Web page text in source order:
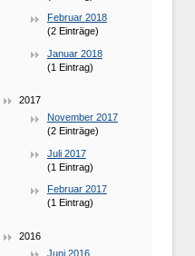
Februar 2018
(2 Einträge)
Januar 2018
(1 Eintrag)
2017
November 2017
(2 Einträge)
Juli 2017
(1 Eintrag)
Februar 2017
(1 Eintrag)
2016
Juni 2016